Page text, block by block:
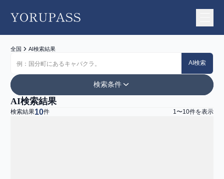
YORUPASS
全国 AI検索結果
AI検索
検索条件
エリア
AI検索結果
検索結果10件 1 〜10件を表示